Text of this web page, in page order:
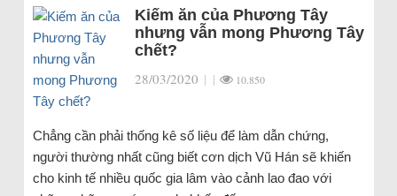
Kiếm ăn của Phương Tây
nhưng vẫn mong Phương Tây
chết?
28/03/2020 | | 10.850
Chẳng cần phải thống kê số liệu để làm dẫn chứng,
người thường nhất cũng biết cơn dịch Vũ Hán sẽ khiến
cho kinh tế nhiều quốc gia lâm vào cảnh lao đao với